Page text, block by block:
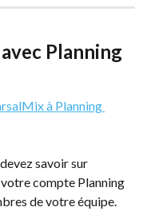
Planning
à Planning
savoir sur
compte Planning
de votre équipe.